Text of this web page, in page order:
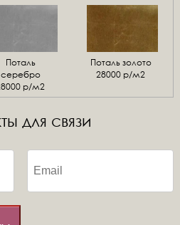
Поталь
серебро
р/м2
Поталь золото
28000 р/м2
для связи